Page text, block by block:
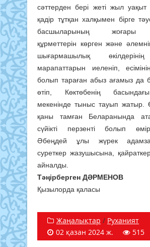
сәттерден бері жеті жыл уақыт
қадір тұтқан халқымен бірге
басшыларының жоғары
құрметтерін көрген және
шығармашылық
марапаттарын иеленіп,
болып тараған абыз ағамыз да
өтіп, Көктөбенің
мекенінде тыныс тауып жатыр.
қаны тамған Беларанында
сүйікті перзенті болып
Әбеңдей ұлы жүрек
суреткер жазушысына,
айналды.
Тәңірберген ДӘРМЕНОВ
Қызылорда қаласы
Жаңалықтар / Руханият
02 қазан 2024 ж.
515